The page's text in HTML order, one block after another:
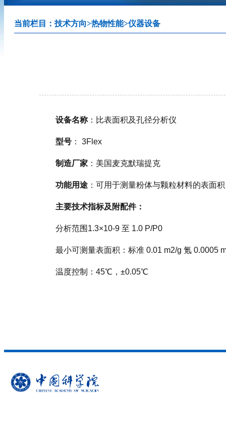
当前栏目： 技术方向>热物性能>仪器设备
设备名称：比表面积及孔径分析仪
型号 ： 3Flex
制造厂家 ：美国麦克默瑞提克
功能用途 ：可用于测量粉体与颗粒材料的表面
主要技术指标及附配件：
分析范围1.3×10-9 至 1.0 P/P0
最小可测量表面积：标准 0.01 m2/g 氪 0.0005
温度控制：45℃，±0.05℃